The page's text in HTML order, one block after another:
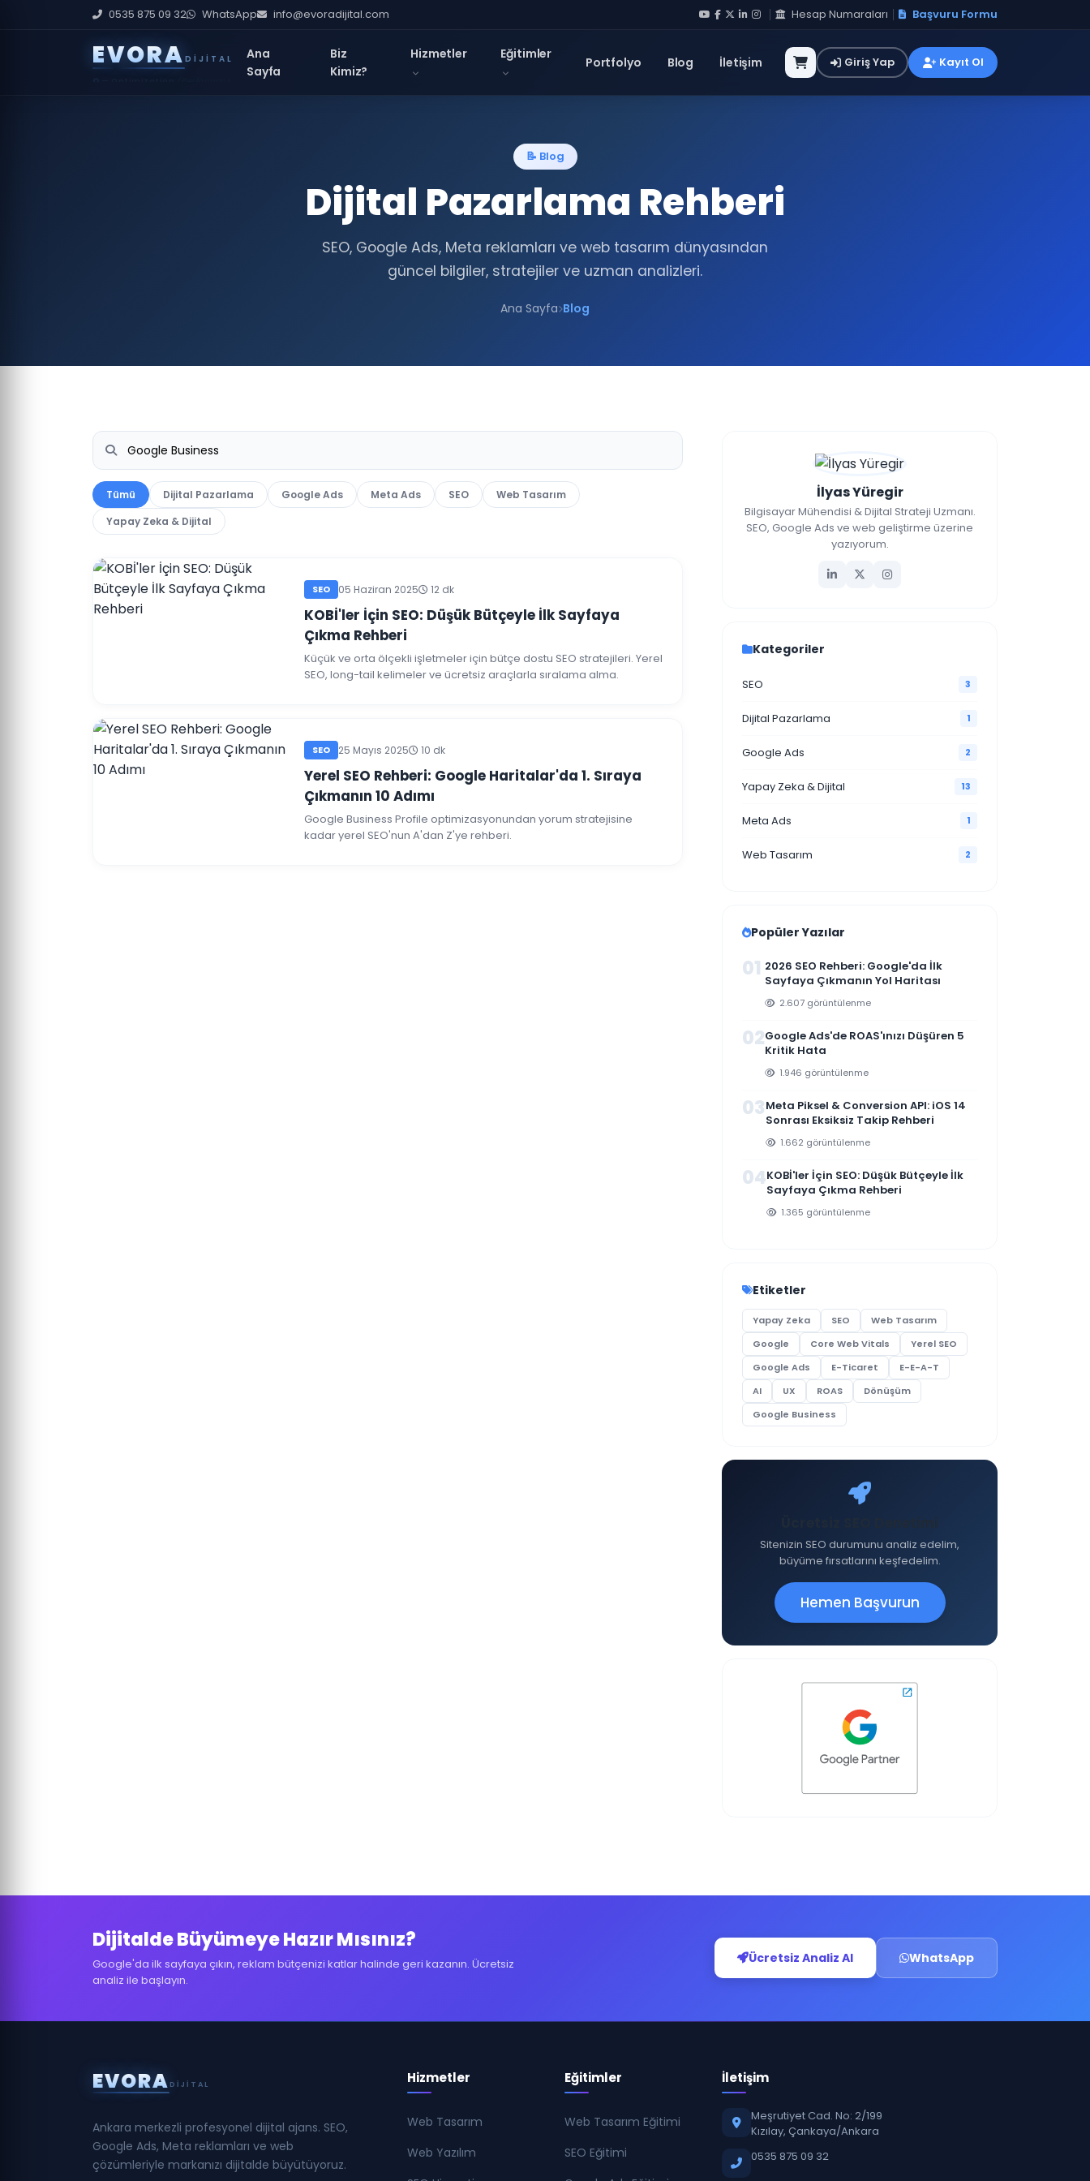
0535 875 09 32 WhatsApp info@evoradijital.com Hesap Numaraları Başvuru Formu
EVORA DIJITAL
(Performans İyileştirme)
Ana
Sayfa
Biz
Kimiz?
Hizmetler Eğitimler
Portfolyo Blog İletişim Giriş Yap Kayıt Ol
📝 Blog
Dijital Pazarlama Rehberi
SEO, Google Ads, Meta reklamları ve web tasarım dünyasından
güncel bilgiler, stratejiler ve uzman analizleri.
Ana Sayfa Blog
Tümü Dijital Pazarlama Google Ads Meta Ads SEO
Web Tasarım
Yapay Zeka & Dijital
SEO 05 Haziran 2025 12 dk
KOBİ'ler İçin SEO: Düşük Bütçeyle İlk Sayfaya
Çıkma Rehberi
Küçük ve orta ölçekli işletmeler için bütçe dostu SEO stratejileri. Yerel
SEO, long-tail kelimeler ve ücretsiz araçlarla sıralama alma.
SEO 25 Mayıs 2025 10 dk
Yerel SEO Rehberi: Google Haritalar'da 1. Sıraya
Çıkmanın 10 Adımı
Google Business Profile optimizasyonundan yorum stratejisine
kadar yerel SEO'nun A'dan Z'ye rehberi.
İlyas Yüregir
Bilgisayar Mühendisi & Dijital Strateji Uzmanı.
yazıyorum.
Kategoriler
SEO 3
Dijital Pazarlama 1
Google Ads 2
Yapay Zeka & Dijital 13
Meta Ads 1
Popüler Yazılar
2026 SEO Rehberi: Google'da İlk
Sayfaya Çıkmanın Yol Haritası
2.607 görüntülenme
Google Ads'de ROAS'ınızı Düşüren 5
Kritik Hata
1.946 görüntülenme
Meta Piksel & Conversion API: iOS 14
Sonrası Eksiksiz Takip Rehberi
1.662 görüntülenme
KOBİ'ler İçin SEO: Düşük Bütçeyle İlk
Sayfaya Çıkma Rehberi
Etiketler
Yapay Zeka SEO
Web Tasarım
Google
Core Web Vitals
Yerel SEO
Google Ads
E-Ticaret
E-E-A-T
AI
UX ROAS
Ücretsiz SEO Denetimi
büyüme fırsatlarını keşfedelim.
Dijitalde Büyümeye Hazır Mısınız?
O— Optimization(Performans İyileştirme)
Ankara merkezli profesyonel dijital ajans. SEO,
Web Tasarım
Web Tasarım Eğitimi
İletişim
Kızılay, Çankaya/Ankara